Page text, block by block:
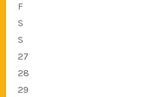
F
S
S
27
28
29